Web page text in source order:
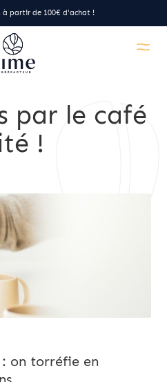
partir de 100€ d'achat !
par le café
!
on torréfie en